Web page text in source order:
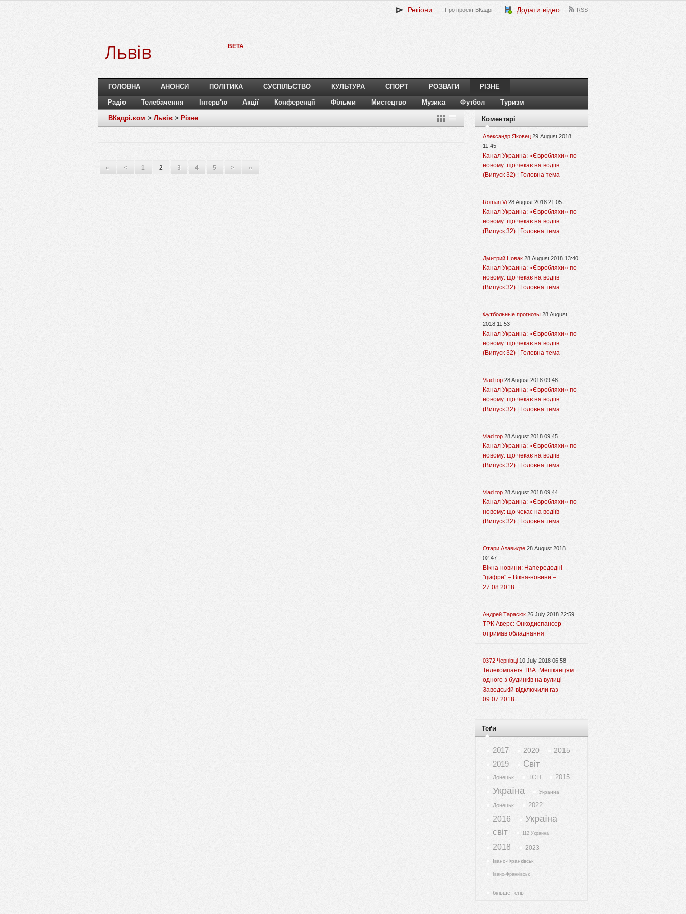
Регіони Про проект ВКадрі Додати відео RSS
Львів BETA
ГОЛОВНА АНОНСИ ПОЛІТИКА СУСПІЛЬСТВО КУЛЬТУРА СПОРТ РОЗВАГИ РІЗНЕ
Радіо Телебачення Інтерв'ю Акції Конференції Фільми Мистецтво Музика Футбол Туризм
ВКадрі.ком > Львів > Різне
« < 1 2 3 4 5 > »
Коментарі
Александр Яковец 29 August 2018
11:45
Канал Украина: «Євробляхи» по-
новому: що чекає на водіїв
(Випуск 32) | Головна тема
Roman Vi 28 August 2018 21:05
Канал Украина: «Євробляхи» по-
новому: що чекає на водіїв
(Випуск 32) | Головна тема
Дмитрий Новак 28 August 2018 13:40
Канал Украина: «Євробляхи» по-
новому: що чекає на водіїв
(Випуск 32) | Головна тема
Футбольные прогнозы 28 August
2018 11:53
Канал Украина: «Євробляхи» по-
новому: що чекає на водіїв
(Випуск 32) | Головна тема
Vlad top 28 August 2018 09:48
Канал Украина: «Євробляхи» по-
новому: що чекає на водіїв
(Випуск 32) | Головна тема
Vlad top 28 August 2018 09:45
Канал Украина: «Євробляхи» по-
новому: що чекає на водіїв
(Випуск 32) | Головна тема
Vlad top 28 August 2018 09:44
Канал Украина: «Євробляхи» по-
новому: що чекає на водіїв
(Випуск 32) | Головна тема
Отари Алавидзе 28 August 2018
02:47
Вікна-новини: Напередодні
"цифри" – Вікна-новини –
27.08.2018
Андрей Тарасюк 26 July 2018 22:59
ТРК Аверс: Онкодиспансер
отримав обладнання
0372 Чернівці 10 July 2018 06:58
Телекомпанія ТВА: Мешканцям
одного з будинків на вулиці
Заводській відключили газ
09.07.2018
Теґи
2017 2020 2015
2019 Світ
Донецьк ТСН 2015
Україна Украина
Донецьк 2022
2016 Україна
світ 112 Украина
2018 2023
Івано-Франківськ
Івано-Франківськ
більше тегів